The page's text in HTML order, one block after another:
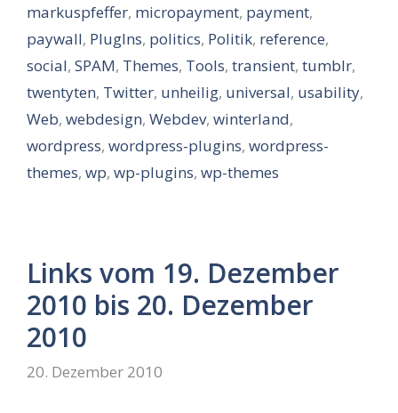
markuspfeffer, micropayment, payment,
paywall, PlugIns, politics, Politik, reference,
social, SPAM, Themes, Tools, transient, tumblr,
twentyten, Twitter, unheilig, universal, usability,
Web, webdesign, Webdev, winterland,
wordpress, wordpress-plugins, wordpress-
themes, wp, wp-plugins, wp-themes
Links vom 19. Dezember
2010 bis 20. Dezember
2010
20. Dezember 2010